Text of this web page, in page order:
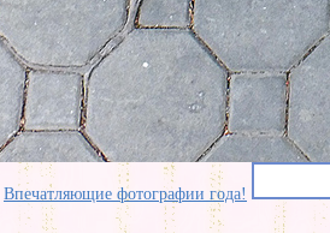
Впечатляющие фотографии года!